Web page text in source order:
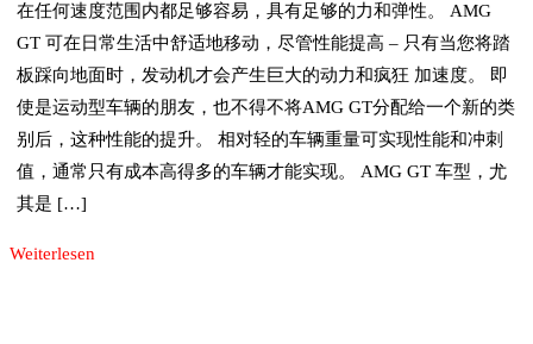
在任何速度范围内都足够容易，具有足够的力和弹性。 AMG
GT 可在日常生活中舒适地移动，尽管性能提高 – 只有当您将踏
板踩向地面时，发动机才会产生巨大的动力和疯狂 加速度。 即
使是运动型车辆的朋友，也不得不将AMG GT分配给一个新的类
别后，这种性能的提升。 相对轻的车辆重量可实现性能和冲刺
值，通常只有成本高得多的车辆才能实现。 AMG GT 车型，尤
其是 […]
Weiterlesen